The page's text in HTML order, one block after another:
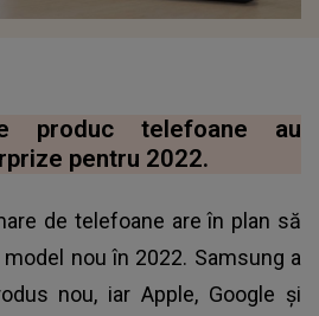
produc telefoane au
pentru 2022.
de telefoane are în plan să
nou în 2022. Samsung a
nou, iar Apple, Google şi